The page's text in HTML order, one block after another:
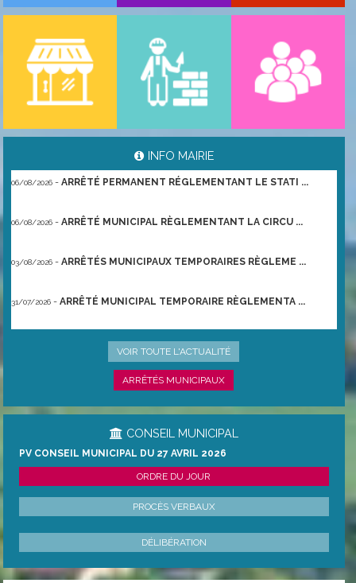
INFO MAIRIE
06/08/2026 - ARRÊTÉ PERMANENT RÉGLEMENTANT LE STATI ...
06/08/2026 - ARRÊTÉ MUNICIPAL RÈGLEMENTANT LA CIRCU ...
03/08/2026 - ARRÊTÉS MUNICIPAUX TEMPORAIRES RÈGLEME ...
31/07/2026 - ARRÊTÉ MUNICIPAL TEMPORAIRE RÈGLEMENTA ...
ARRÊTÉ PRÉFECTORAL DU 21/06/2026 TEMPO ...
VOIR TOUTE L'ACTUALITÉ
ARRÊTÉS MUNICIPAUX
CONSEIL MUNICIPAL
PV CONSEIL MUNICIPAL DU 27 AVRIL 2026
ORDRE DU JOUR
PROCÈS VERBAUX
DÉLIBÉRATION